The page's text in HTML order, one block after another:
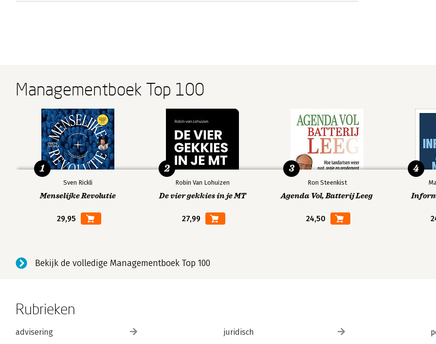
Managementboek Top 100
Sven Rickli
Menselijke Revolutie
29,95
1
Robin Van Lohuizen
De vier gekkies in je MT
27,99
2
Ron Steenkist
Agenda Vol, Batterij Leeg
24,50
3 4
Bekijk de volledige Managementboek Top 100
Rubrieken
advisering
juridisch